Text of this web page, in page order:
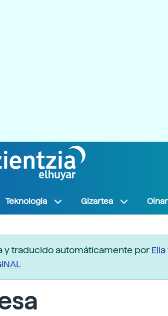
Teknologia Gizartea
y traducido automáticamente porElia